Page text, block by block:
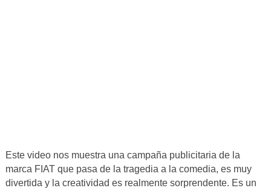
Este video nos muestra una campaña publicitaria de la
marca FIAT que pasa de la tragedia a la comedia, es muy
divertida y la creatividad es realmente sorprendente. Es un